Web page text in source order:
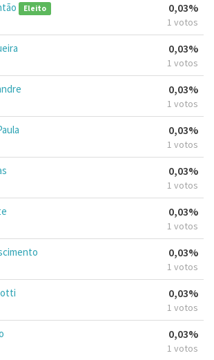
Eleito 0,03%
1 votos
0,03%
1 votos
0,03%
1 votos
0,03%
1 votos
0,03%
1 votos
0,03%
1 votos
0,03%
1 votos
0,03%
1 votos
0,03%
1 votos